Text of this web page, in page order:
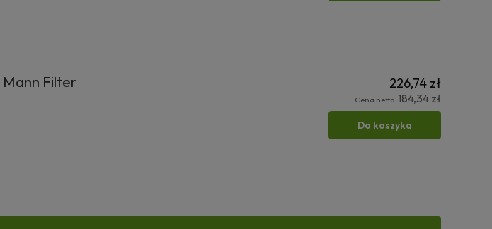
Mann Filter 226,74 zł
Cena netto: 184,34 zł
Do koszyka